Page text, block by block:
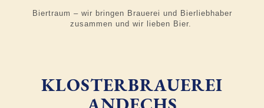
Biertraum – wir bringen Brauerei und Bierliebhaber
zusammen und wir lieben Bier.
KLOSTERBRAUEREI